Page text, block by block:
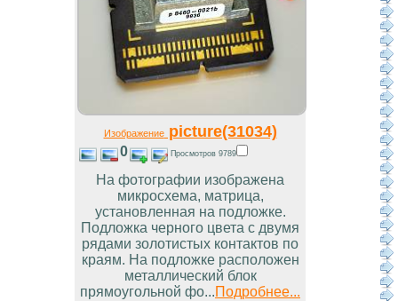
Изображениеpicture(31034)
0 Просмотров 9789
На фотографии изображена
микросхема, матрица,
установленная на подложке.
Подложка черного цвета с двумя
рядами золотистых контактов по
краям. На подложке расположен
металлический блок
прямоугольной фо...Подробнее...